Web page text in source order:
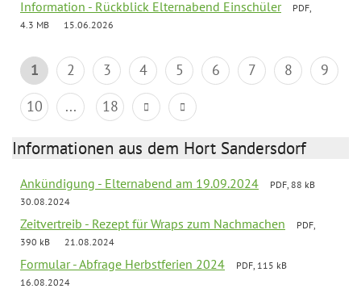
Information - Rückblick Elternabend Einschüler
PDF,
4.3 MB
15.06.2026
1 2 3 4 5 6 7 8
9
10
... 18
Informationen aus dem Hort Sandersdorf
Ankündigung - Elternabend am 19.09.2024
PDF, 88 kB
30.08.2024
Zeitvertreib - Rezept für Wraps zum Nachmachen
PDF,
390 kB
21.08.2024
Formular - Abfrage Herbstferien 2024
PDF, 115 kB
16.08.2024